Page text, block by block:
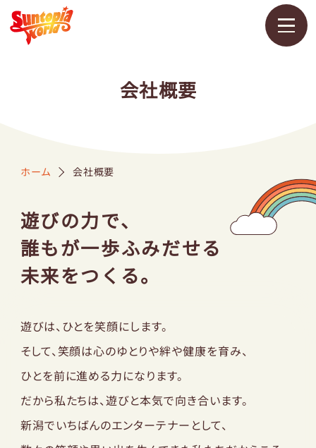
アトラクション
園内マップ
レストラン
ショップ
サントピアワールドとは
ホーム 会社概要
会社概要
遊びの力で、
誰もが⼀歩ふみだせる
未来をつくる。
遊びは、ひとを笑顔にします。
そして、笑顔は⼼のゆとりや絆や健康を育み、
ひとを前に進める⼒になります。
だから私たちは、遊びと本気で向き合います。
新潟でいちばんのエンターテナーとして、